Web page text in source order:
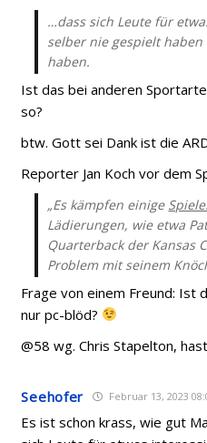
…dass sich Leute für
selber nie gespielt
haben.
Ist das bei anderen
so?
btw. Gott sei Dank ist die
Reporter Jan Koch vor dem
„Es kämpfen einige
Lädierungen, wie etwa
Quarterback der Kansas
Problem mit seinem
Frage von einem Freund: Ist
nur pc-blöd?
@58 wg.Chris Stapelton,
Seehofer Februar 13, 2023
Es ist schon krass, wie gut